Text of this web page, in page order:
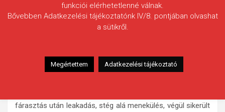
Deák Károly
Halfaj: Harcsa
Fogott hal adatai: 40 kg / 165 cm
fárasztás után leakadás, stég alá menekülés, végül sikerült
funkciói elérhetetlenné válnak.
Bővebben Adatkezelési tájékoztatónk IV/8. pontjában olvashat
a sütikről.
Megértettem Adatkezelési tájékoztató